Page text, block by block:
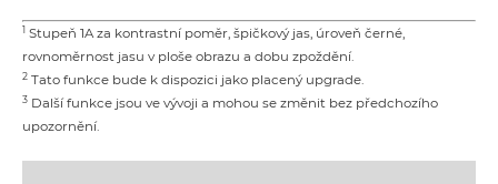
1 Stupeň 1A za kontrastní poměr, špičkový jas, úroveň černé,
rovnoměrnost jasu v ploše obrazu a dobu zpoždění.
2 Tato funkce bude k dispozici jako placený upgrade.
3 Další funkce jsou ve vývoji a mohou se změnit bez předchozího
upozornění.